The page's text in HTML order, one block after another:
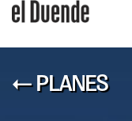
← PLANES